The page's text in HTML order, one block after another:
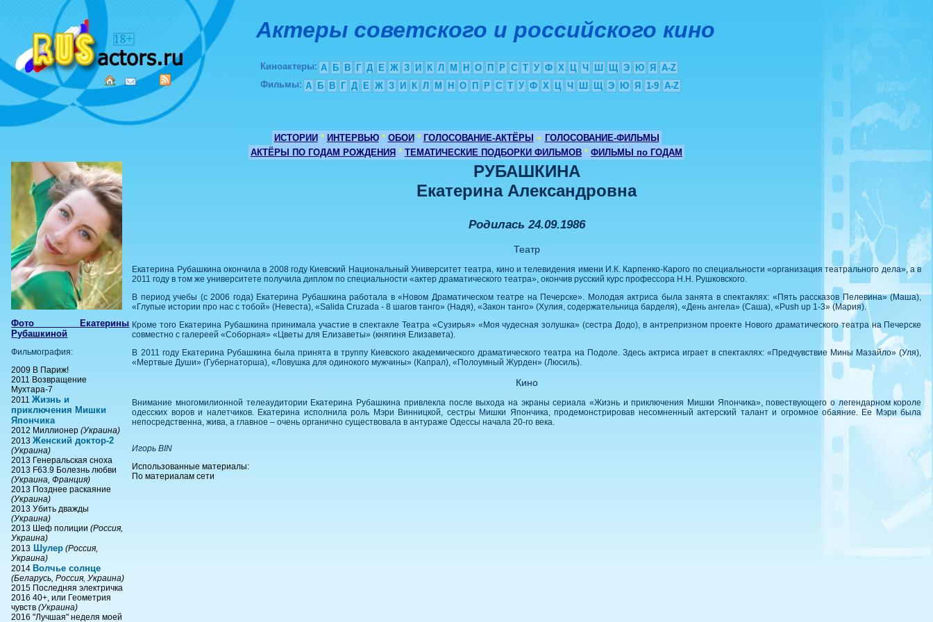
Актеры советского и российского кино
Киноактеры: А Б В Г Д Е Ж З И К Л М Н О П Р С Т У Ф Х Ц Ч Ш Щ Э Ю Я
A-Z
Фильмы: А Б В Г Д Е Ж З И К Л М Н О П Р С Т У Ф Х Ц Ч Ш Щ Э Ю Я 1-9 A-Z
ИСТОРИИ * ИНТЕРВЬЮ * ОБОИ * ГОЛОСОВАНИЕ-АКТЁРЫ + ГОЛОСОВАНИЕ-ФИЛЬМЫ
АКТЁРЫ ПО ГОДАМ РОЖДЕНИЯ * ТЕМАТИЧЕСКИЕ ПОДБОРКИ ФИЛЬМОВ * ФИЛЬМЫ по ГОДАМ
Фото Екатерины
Рубашкиной
Фильмография:
2009 В Париж!
2011 Возвращение
Мухтара-7
2011Жизнь и
приключения Мишки
Япончика
2012 Миллионер (Украина)
2013Женский доктор-2
(Украина)
2013 Генеральская сноха
2013 F63.9 Болезнь любви
(Украина, Франция)
2013 Позднее раскаяние
(Украина)
2013 Убить дважды
(Украина)
2013 Шеф полиции (Россия,
Украина)
2013 Шулер (Россия,
Украина)
2014 Волчье солнце
(Беларусь, Россия, Украина)
2015 Последняя электричка
2016 40+, или Геометрия
чувств (Украина)
2016 "Лучшая" неделя моей
РУБАШКИНА
ЕкатеринаАлександровна
Родилась 24.09.1986
Театр
Екатерина Рубашкина окончила в 2008 году Киевский Национальный Университет театра, кино и телевидения имени И.К. Карпенко-Карого по специальности «организация театрального дела», а в
2011 году в том же университете получила диплом по специальности «актер драматического театра», окончив русский курс профессора Н.Н. Рушковского.
В период учебы (с 2006 года) Екатерина Рубашкина работала в «Новом Драматическом театре на Печерске». Молодая актриса была занята в спектаклях: «Пять рассказов Пелевина» (Маша),
«Глупые истории про нас с тобой» (Невеста), «Salida Cruzada - 8 шагов танго» (Надя), «Закон танго» (Хулия, содержательница барделя), «День ангела» (Саша), «Push up 1-3» (Мария).
Кроме того Екатерина Рубашкина принимала участие в спектакле Театра «Сузирья» «Моя чудесная золушка» (сестра Додо), в антрепризном проекте Нового драматического театра на Печерске
совместно с галереей «Соборная» «Цветы для Елизаветы» (княгиня Елизавета).
В 2011 году Екатерина Рубашкина была принята в труппу Киевского академического драматического театра на Подоле. Здесь актриса играет в спектаклях: «Предчувствие Мины Мазайло» (Уля),
«Мертвые Души» (Губернаторша), «Ловушка для одинокого мужчины» (Капрал), «Полоумный Журден» (Люсиль).
Кино
Внимание многомилионной телеаудитории Екатерина Рубашкина привлекла после выхода на экраны сериала «Жизнь и приключения Мишки Япончика», повествующего о легендарном короле
одесских воров и налетчиков. Екатерина исполнила роль Мэри Винницкой, сестры Мишки Япончика, продемонстрировав несомненный актерский талант и огромное обаяние. Ее Мэри была
непосредственна, жива, а главное – очень органично существовала в антураже Одессы начала 20-го века.
Игорь BIN
Использованные материалы:
По материалам сети